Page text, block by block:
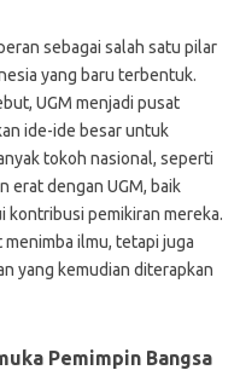
sebagai salah satu pilar
yang baru terbentuk.
UGM menjadi pusat
ide-ide besar untuk
tokoh nasional, seperti
erat dengan UGM, baik
kontribusi pemikiran mereka.
ilmu, tetapi juga
yang kemudian diterapkan
Pemimpin Bangsa